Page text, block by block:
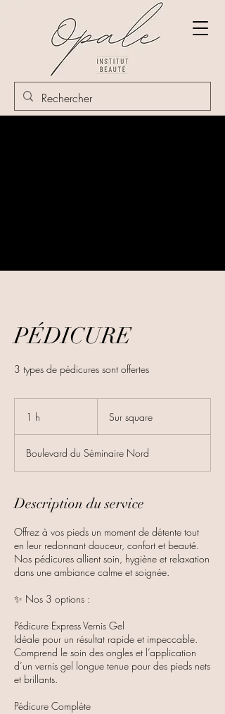
PÉDICURE
3 types de pédicures sont offertes
1 h Sur square
Boulevard du Séminaire Nord
Description du service
Offrez à vos pieds un moment de détente tout
en leur redonnant douceur, confort et beauté.
Nos pédicures allient soin, hygiène et relaxation
dans une ambiance calme et soignée.
✨ Nos 3 options :
Pédicure Express Vernis Gel
Idéale pour un résultat rapide et impeccable.
Comprend le soin des ongles et l’application
d’un vernis gel longue tenue pour des pieds nets
et brillants.
Pédicure Complète